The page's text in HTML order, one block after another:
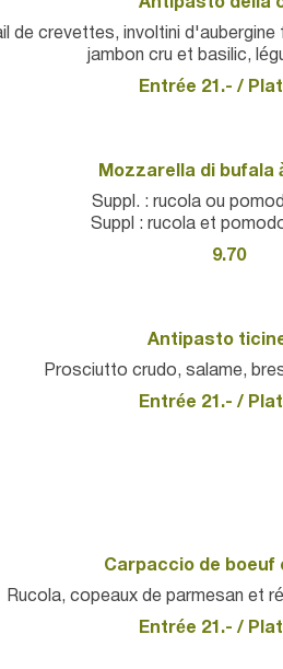
Antipasto della
de crevettes, involtini d'aubergine
jambon cru et basilic,
Entrée 21.- /
Mozzarella di bufala
Suppl. : rucola ou
Suppl : rucola et
9.70
Antipasto
Prosciutto crudo, salame,
Entrée 21.- /
Carpaccio de boeuf
Rucola, copeaux de parmesan et
Entrée 21.- /